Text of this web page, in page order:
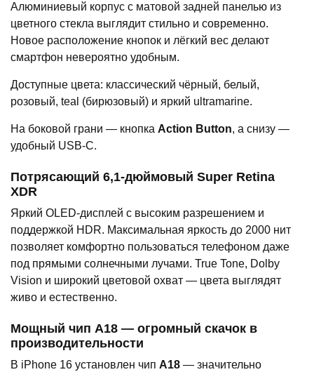
Алюминиевый корпус с матовой задней панелью из
цветного стекла выглядит стильно и современно.
Новое расположение кнопок и лёгкий вес делают
смартфон невероятно удобным.
Доступные цвета: классический чёрный, белый,
розовый, teal (бирюзовый) и яркий ultramarine.
На боковой грани — кнопка Action Button, а снизу —
удобный USB-C.
Потрясающий 6,1-дюймовый Super Retina
XDR
Яркий OLED-дисплей с высоким разрешением и
поддержкой HDR. Максимальная яркость до 2000 нит
позволяет комфортно пользоваться телефоном даже
под прямыми солнечными лучами. True Tone, Dolby
Vision и широкий цветовой охват — цвета выглядят
живо и естественно.
Мощный чип A18 — огромный скачок в
производительности
В iPhone 16 установлен чип A18 — значительно